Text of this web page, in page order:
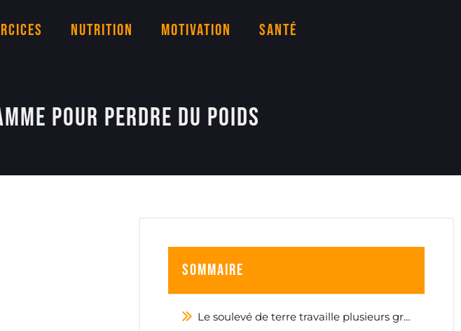
Nutrition Motivation Santé
pour perdre du poids
Sommaire
Le soulevé de terre travaille plusieurs groupes musculaires